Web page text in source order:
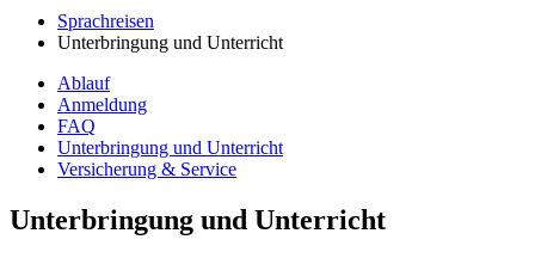
Sprachreisen
Unterbringung und Unterricht
Ablauf
Anmeldung
FAQ
Unterbringung und Unterricht
Versicherung & Service
Unterbringung und Unterricht